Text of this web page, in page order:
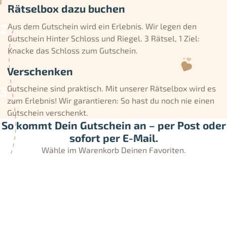
Rätselbox dazu buchen
Aus dem Gutschein wird ein Erlebnis. Wir legen den
Gutschein Hinter Schloss und Riegel. 3 Rätsel, 1 Ziel:
Knacke das Schloss zum Gutschein.
Verschenken
Gutscheine sind praktisch. Mit unserer Rätselbox wird es
zum Erlebnis! Wir garantieren: So hast du noch nie einen
Gutschein verschenkt.
So kommt Dein Gutschein an – per Post oder
sofort per E-Mail.
Wähle im Warenkorb Deinen Favoriten.